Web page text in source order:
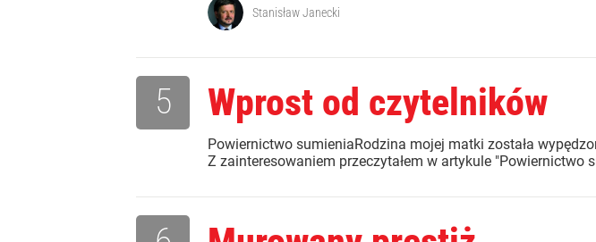
Stanisław Janecki
Wprost od czytelników
Powiernictwo sumieniaRodzina mojej matki została
Z zainteresowaniem przeczytałem w artykule
5